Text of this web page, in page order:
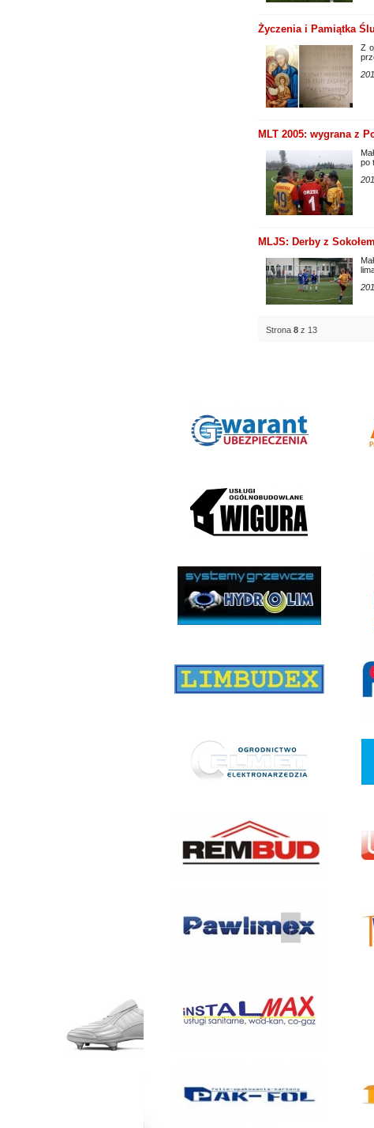
Życzenia i Pamiątka
Z
MLT 2005: wygrana z
po
MLJS: Derby z
Strona 8z 13